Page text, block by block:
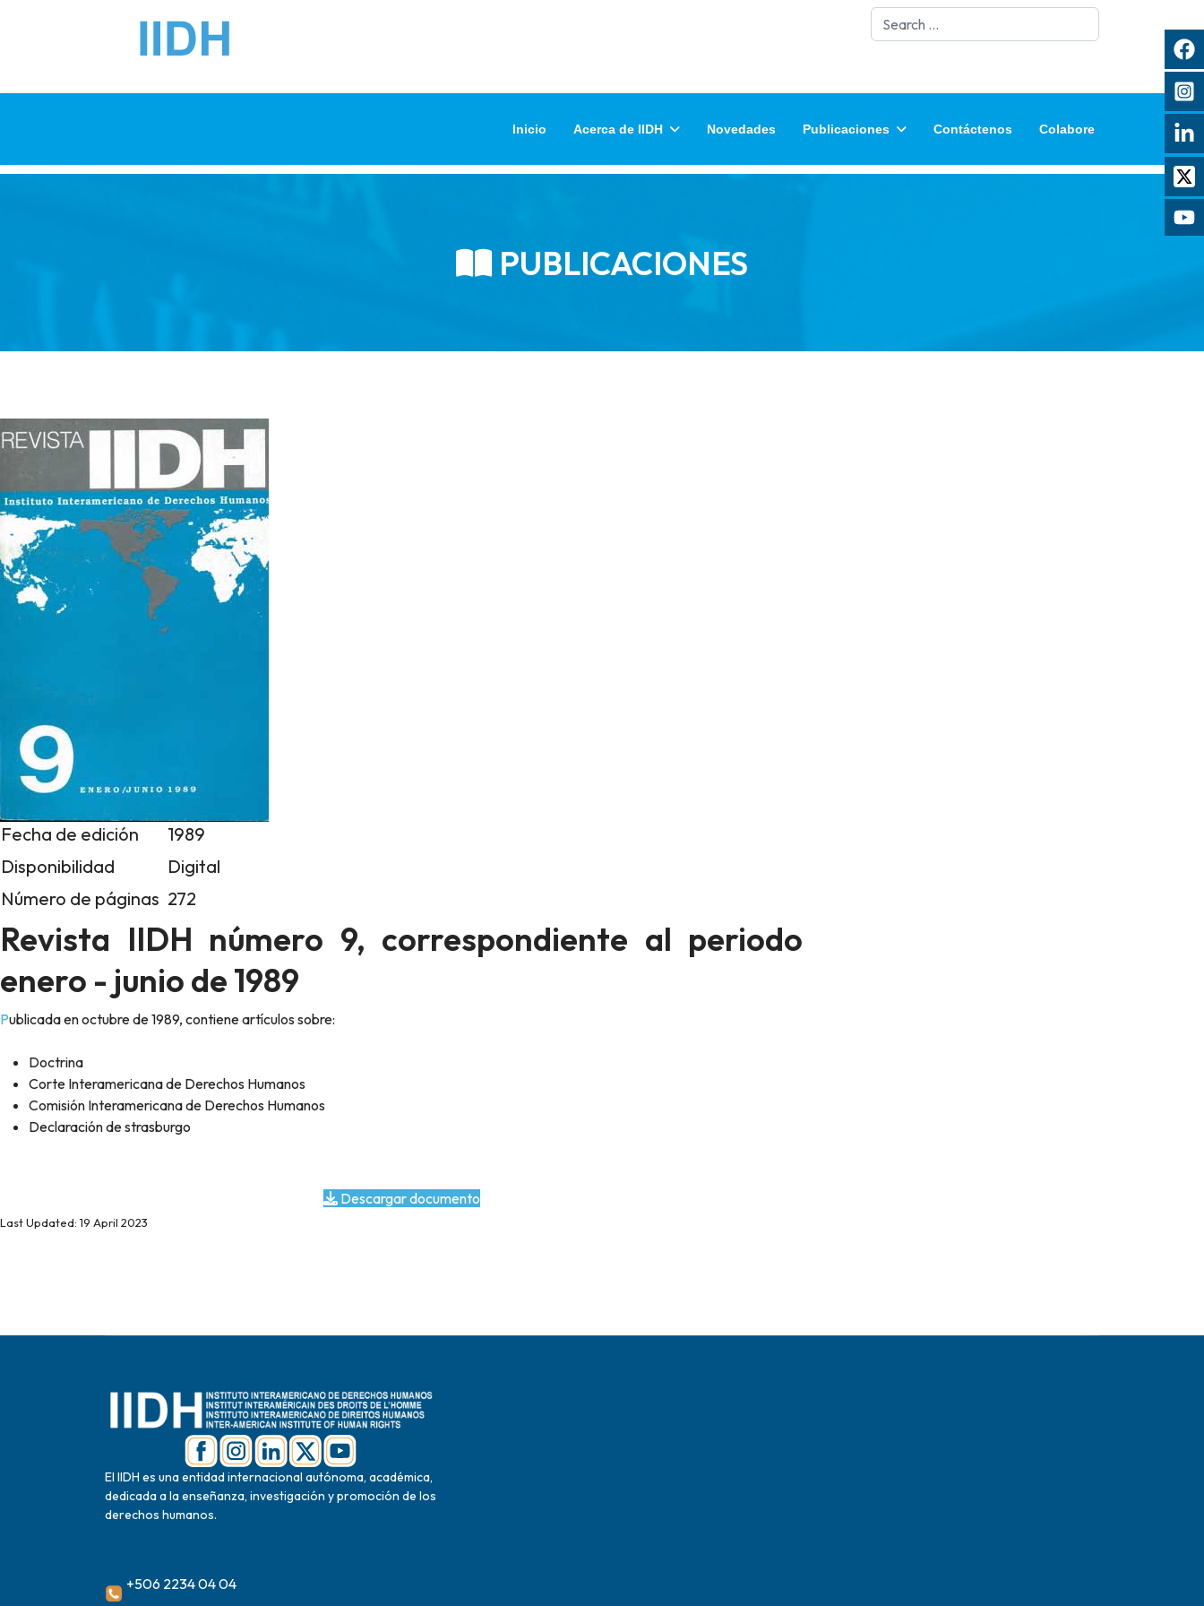
Search
Inicio Acerca de IIDH Novedades Publicaciones Contáctenos Colabore
PUBLICACIONES
Fecha de edición
1989
Disponibilidad
Digital
Número de páginas 272
Revista IIDH número 9, correspondiente al periodo
enero - junio de 1989
Publicada en octubre de 1989, contiene artículos sobre:
Doctrina
Corte Interamericana de Derechos Humanos
Comisión Interamericana de Derechos Humanos
Declaración de strasburgo
Descargar documento
Last Updated: 19 April 2023
El IIDH es una entidad internacional autónoma, académica,
dedicada a la enseñanza, investigación y promoción de los
derechos humanos.
+506 2234 04 04